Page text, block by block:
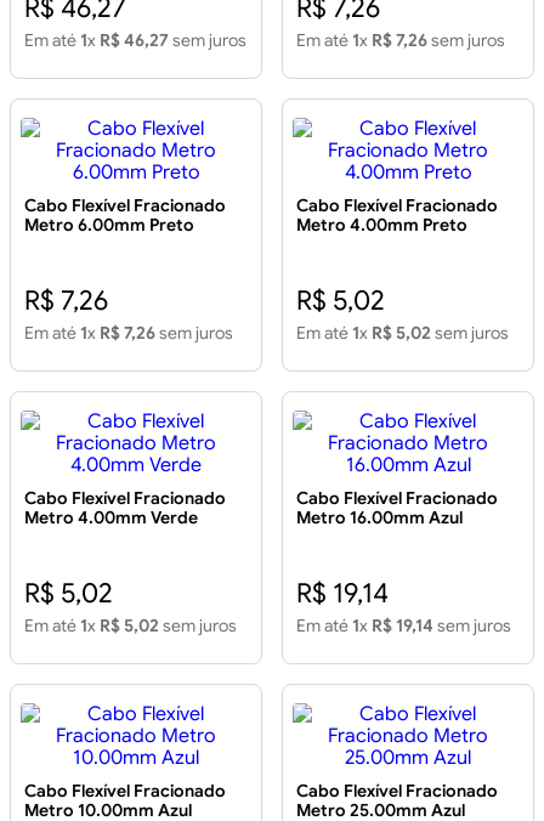
R$ 46,27
Em até 1x R$ 46,27 sem juros
R$ 7,26
Em até 1x R$ 7,26sem juros
Cabo Flexível Fracionado
Metro 6.00mm Preto
R$ 7,26
Em até 1x R$ 7,26sem juros
Cabo Flexível Fracionado
Metro 4.00mm Preto
R$ 5,02
Em até 1x R$ 5,02 sem juros
Cabo Flexível Fracionado
Metro 4.00mm Verde
R$ 5,02
Em até 1x R$ 5,02 sem juros
Cabo Flexível Fracionado
Metro 16.00mm Azul
R$ 19,14
Em até 1x R$ 19,14 sem juros
Cabo Flexível Fracionado
Metro 10.00mm Azul
Cabo Flexível Fracionado
Metro 25.00mm Azul